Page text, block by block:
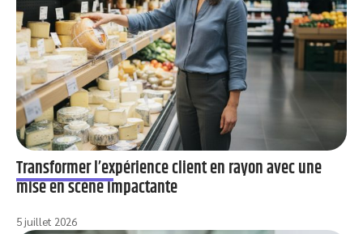
Transformer l’expérience client en rayon avec une
mise en scène impactante
5 juillet 2026